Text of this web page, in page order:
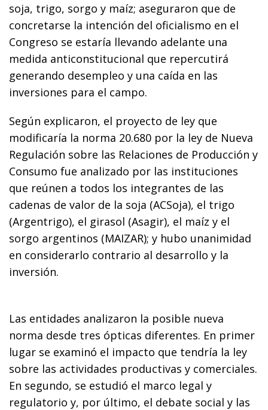
soja, trigo, sorgo y maíz; aseguraron que de
concretarse la intención del oficialismo en el
Congreso se estaría llevando adelante una
medida anticonstitucional que repercutirá
generando desempleo y una caída en las
inversiones para el campo.
Según explicaron, el proyecto de ley que
modificaría la norma 20.680 por la ley de Nueva
Regulación sobre las Relaciones de Producción y
Consumo fue analizado por las instituciones
que reúnen a todos los integrantes de las
cadenas de valor de la soja (ACSoja), el trigo
(Argentrigo), el girasol (Asagir), el maíz y el
sorgo argentinos (MAIZAR); y hubo unanimidad
en considerarlo contrario al desarrollo y la
inversión.
Las entidades analizaron la posible nueva
norma desde tres ópticas diferentes. En primer
lugar se examinó el impacto que tendría la ley
sobre las actividades productivas y comerciales.
En segundo, se estudió el marco legal y
regulatorio y, por último, el debate social y las